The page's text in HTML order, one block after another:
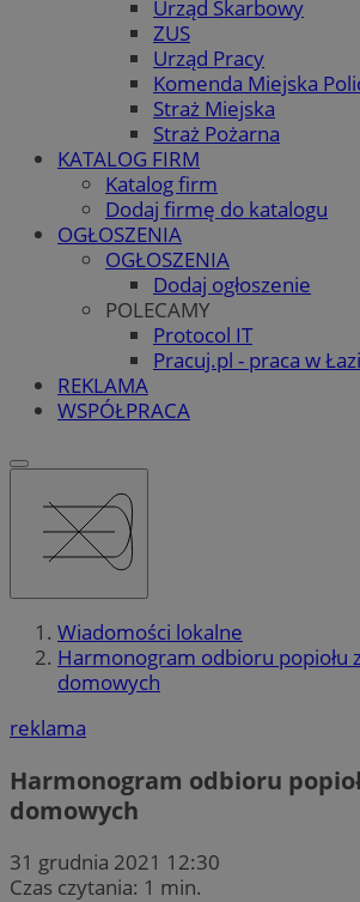
Urząd Skarbowy
ZUS
Urząd Pracy
Komenda Miejska
Straż Miejska
Straż Pożarna
KATALOG FIRM
Katalog firm
Dodaj firmę do katalogu
OGŁOSZENIA
OGŁOSZENIA
Dodaj ogłoszenie
POLECAMY
Protocol IT
Pracuj.pl - praca w
REKLAMA
WSPÓŁPRACA
Wiadomości lokalne
Harmonogram odbioru popiołu
domowych
reklama
Harmonogram odbioru
domowych
31 grudnia 2021 12:30
Czas czytania: 1 min.